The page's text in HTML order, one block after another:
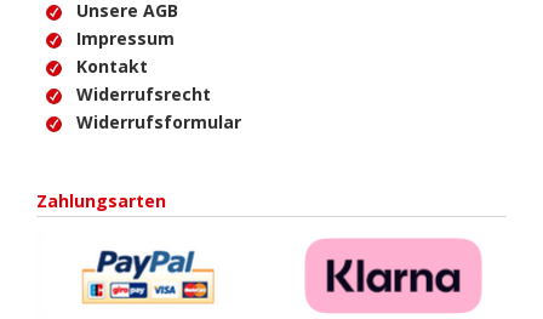
Unsere AGB
Impressum
Kontakt
Widerrufsrecht
Widerrufsformular
Zahlungsarten